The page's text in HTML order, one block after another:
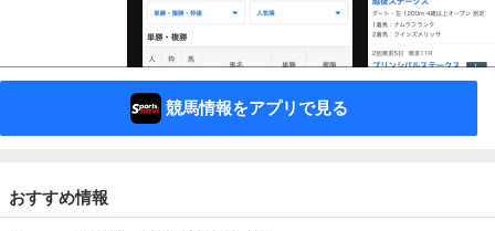
競馬情報をアプリで見る
おすすめ情報